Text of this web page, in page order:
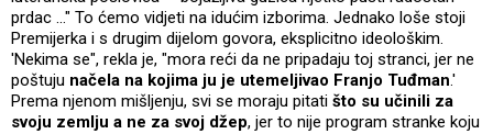
prdac ..." To ćemo vidjeti na idućim izborima. Jednako loše stoji
Premijerka i s drugim dijelom govora, eksplicitno ideološkim.
'Nekima se", rekla je, "mora reći da ne pripadaju toj stranci, jer ne
poštuju načela na kojima ju je utemeljivao Franjo Tuđman.'
Prema njenom mišljenju, svi se moraju pitati što su učinili za
svoju zemlju a ne za svoj džep, jer to nije program stranke koju